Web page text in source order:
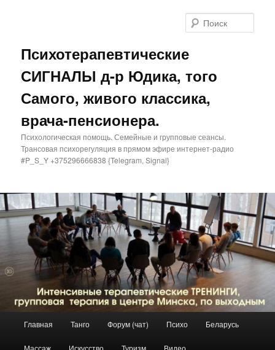
Психотерапевтические
СИГНАЛЫ д-р Юдика, того
Самого, живого классика,
врача-пенсионера.
Психологическая помощь. Семейные и групповые сеансы.
Трансовая психорегуляция в прямом эфире интернет-радио
#P_S_Y +375296666838 {Telegram, Signal}
Перейти
Перейти
Главная Танго Форум (чат) Психо Беларусь
Массаж Искусство Туризм Видео